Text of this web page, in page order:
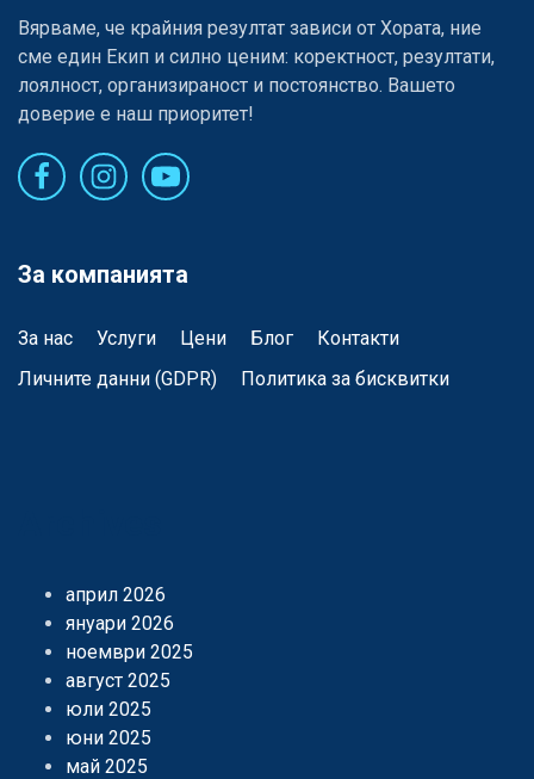
Вярваме, че крайния резултат зависи от Хората, ние
сме един Eкип и силно ценим: коректност, резултати,
лоялност, организираност и постоянство. Вашето
доверие е наш приоритет!
За компанията
За нас Услуги Цени Блог
Контакти
Личните данни (GDPR)
Политика за бисквитки
април 2026
януари 2026
ноември 2025
август 2025
юли 2025
юни 2025
май 2025